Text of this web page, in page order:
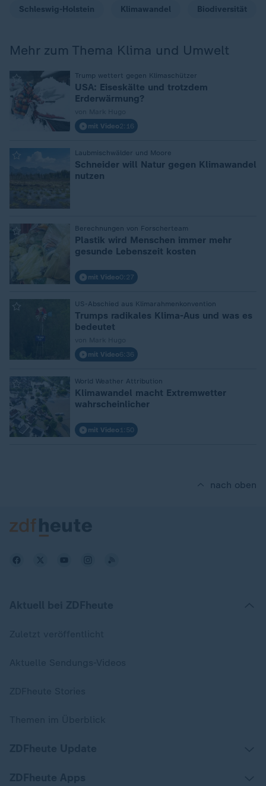
Schleswig-Holstein Klimawandel Biodiversität
Mehr zum Thema Klima und Umwelt
Trump wettert gegen Klimaschützer
USA: Eiseskälte und trotzdem
Erderwärmung?
mit Video2:16
Laubmischwälder und Moore
Schneider will Natur gegen Klimawandel
nutzen
Berechnungen von Forscherteam
Plastik wird Menschen immer mehr
gesunde Lebenszeit kosten
mit Video0:27
US-Abschied aus Klimarahmenkonvention
Trumps radikales Klima-Aus und was es
bedeutet
mit Video6:36
World Weather Attribution
Klimawandel macht Extremwetter
wahrscheinlicher
mit Video 1:50
nach oben